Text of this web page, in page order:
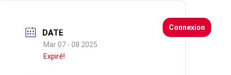
SFMKS Lab Actualités Connexion
DATE
Mar 07 - 08 2025
Expiré!